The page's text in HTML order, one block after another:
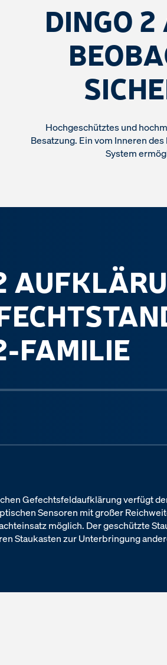
DINGO
Hochgeschütztes und
Besatzung. Ein vom Inneren
System
FAMILIE
Gefechtsfeldaufklärung verfügt
Sensoren mit großer
möglich. Der geschützte
Staukasten zur Unterbringung